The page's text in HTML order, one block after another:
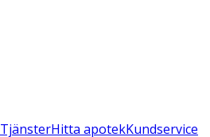
TjänsterHitta apotekKundservice